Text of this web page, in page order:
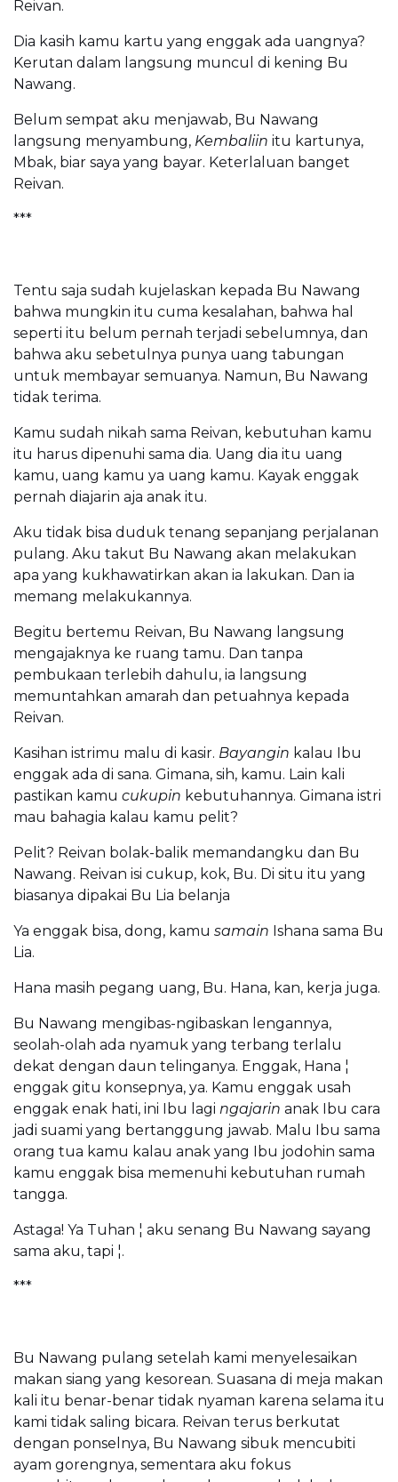
Reivan.
Dia kasih kamu kartu yang enggak ada uangnya?
Kerutan dalam langsung muncul di kening Bu
Nawang.
Belum sempat aku menjawab, Bu Nawang
langsung menyambung, Kembaliin itu kartunya,
Mbak, biar saya yang bayar. Keterlaluan banget
Reivan.
***
Tentu saja sudah kujelaskan kepada Bu Nawang
bahwa mungkin itu cuma kesalahan, bahwa hal
seperti itu belum pernah terjadi sebelumnya, dan
bahwa aku sebetulnya punya uang tabungan
untuk membayar semuanya. Namun, Bu Nawang
tidak terima.
Kamu sudah nikah sama Reivan, kebutuhan kamu
itu harus dipenuhi sama dia. Uang dia itu uang
kamu, uang kamu ya uang kamu. Kayak enggak
pernah diajarin aja anak itu.
Aku tidak bisa duduk tenang sepanjang perjalanan
pulang. Aku takut Bu Nawang akan melakukan
apa yang kukhawatirkan akan ia lakukan. Dan ia
memang melakukannya.
Begitu bertemu Reivan, Bu Nawang langsung
mengajaknya ke ruang tamu. Dan tanpa
pembukaan terlebih dahulu, ia langsung
memuntahkan amarah dan petuahnya kepada
Reivan.
Kasihan istrimu malu di kasir. Bayangin kalau Ibu
enggak ada di sana. Gimana, sih, kamu. Lain kali
pastikan kamu cukupin kebutuhannya. Gimana istri
mau bahagia kalau kamu pelit?
Pelit? Reivan bolak-balik memandangku dan Bu
Nawang. Reivan isi cukup, kok, Bu. Di situ itu yang
biasanya dipakai Bu Lia belanja
Ya enggak bisa, dong, kamu samain Ishana sama Bu
Lia.
Hana masih pegang uang, Bu. Hana, kan, kerja juga.
Bu Nawang mengibas-ngibaskan lengannya,
seolah-olah ada nyamuk yang terbang terlalu
dekat dengan daun telinganya. Enggak, Hana ¦
enggak gitu konsepnya, ya. Kamu enggak usah
enggak enak hati, ini Ibu lagi ngajarin anak Ibu cara
jadi suami yang bertanggung jawab. Malu Ibu sama
orang tua kamu kalau anak yang Ibu jodohin sama
kamu enggak bisa memenuhi kebutuhan rumah
tangga.
Astaga! Ya Tuhan ¦ aku senang Bu Nawang sayang
sama aku, tapi ¦.
***
Bu Nawang pulang setelah kami menyelesaikan
makan siang yang kesorean. Suasana di meja makan
kali itu benar-benar tidak nyaman karena selama itu
kami tidak saling bicara. Reivan terus berkutat
dengan ponselnya, Bu Nawang sibuk mencubiti
ayam gorengnya, sementara aku fokus